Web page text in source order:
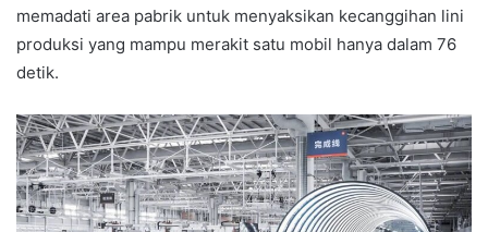
memadati area pabrik untuk menyaksikan kecanggihan lini
produksi yang mampu merakit satu mobil hanya dalam 76
detik.